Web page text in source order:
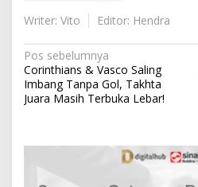
Writer: Vito
Editor: Hendra
N
a
v
g
Pos sebelumnya
Corinthians & Vasco Saling
Imbang Tanpa Gol, Takhta
Juara Masih Terbuka Lebar!